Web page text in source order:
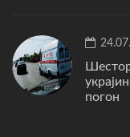
погон